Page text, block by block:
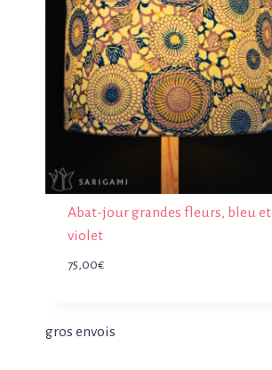
Abat-jour grandes fleurs, bleu et
violet
75,00€
gros envois